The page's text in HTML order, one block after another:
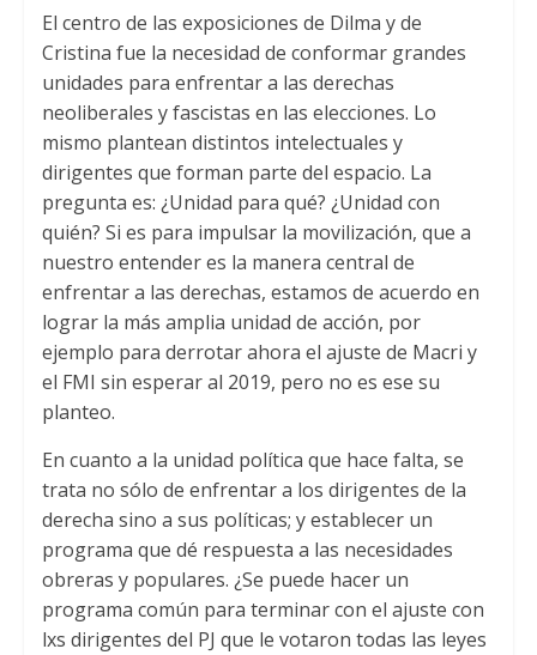
El centro de las exposiciones de Dilma y de
Cristina fue la necesidad de conformar grandes
unidades para enfrentar a las derechas
neoliberales y fascistas en las elecciones. Lo
mismo plantean distintos intelectuales y
dirigentes que forman parte del espacio. La
pregunta es: ¿Unidad para qué? ¿Unidad con
quién? Si es para impulsar la movilización, que a
nuestro entender es la manera central de
enfrentar a las derechas, estamos de acuerdo en
lograr la más amplia unidad de acción, por
ejemplo para derrotar ahora el ajuste de Macri y
el FMI sin esperar al 2019, pero no es ese su
planteo.
En cuanto a la unidad política que hace falta, se
trata no sólo de enfrentar a los dirigentes de la
derecha sino a sus políticas; y establecer un
programa que dé respuesta a las necesidades
obreras y populares. ¿Se puede hacer un
programa común para terminar con el ajuste con
lxs dirigentes del PJ que le votaron todas las leyes